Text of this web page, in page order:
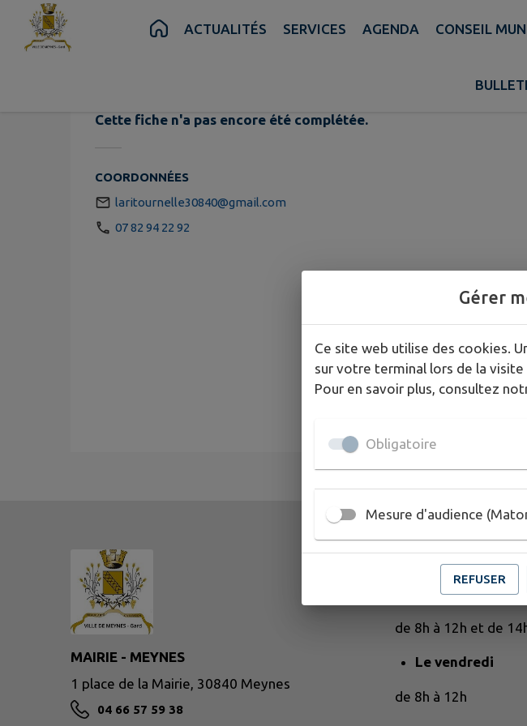
Contenu Recherche Pied de page
ACTUALITÉS SERVICES AGENDA CONSEIL
La
Cette fiche n'a pas encore été complétée.
COORDONNÉES
laritournelle30840@gmail.com
07 82 94 22 92
MAIRIE - MEYNES
1 place de la Mairie, 30840 Meynes
04 66 57 59 38
Du lundi au jeudi
de 8h à 12h et de
Le vendredi
de 8h à 12h
Gérer
Ce site web utilise des cookies.
sur votre terminal lors de la visite
Pour en savoir plus, consultez
Obligatoire
Mesure d'audience
REFUSER